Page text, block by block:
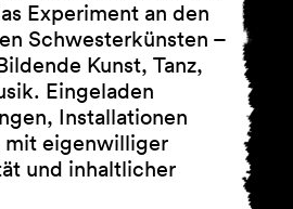
Experiment an den
Schwesterkünsten –
Kunst, Tanz,
Eingeladen
Installationen
mit eigenwilliger
und inhaltlicher